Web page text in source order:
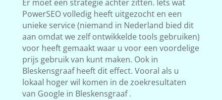
Er moet een strategie achter zitten. Iets wat
PowerSEO volledig heeft uitgezocht en een
unieke service (niemand in Nederland bied dit
aan omdat we zelf ontwikkelde tools gebruiken)
voor heeft gemaakt waar u voor een voordelige
prijs gebruik van kunt maken. Ook in
Bleskensgraaf heeft dit effect. Vooral als u
lokaal hoger wil komen in de zoekresultaten
van Google in Bleskensgraaf .